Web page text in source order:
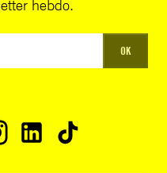
hebdo.
OK